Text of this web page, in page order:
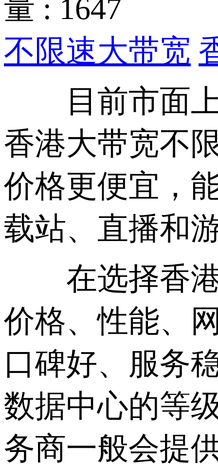
量 : 1647
不限速大带宽
目前市面上
香港大带宽不
价格更便宜，
载站、直播和
在选择香港
价格、性能、
口碑好、服务
数据中心的等
务商一般会提